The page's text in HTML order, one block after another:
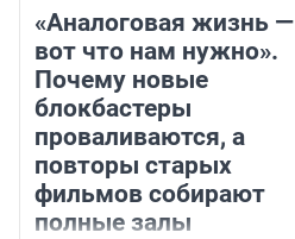
«Аналоговая жизнь —
вот что нам нужно».
Почему новые
блокбастеры
проваливаются, а
повторы старых
фильмов собирают
полные залы